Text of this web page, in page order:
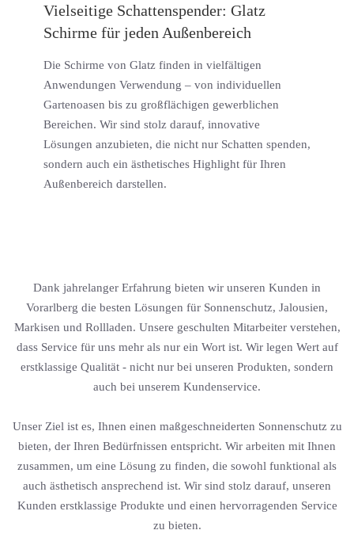
Vielseitige Schattenspender: Glatz
Schirme für jeden Außenbereich
Die Schirme von Glatz finden in vielfältigen
Anwendungen Verwendung – von individuellen
Gartenoasen bis zu großflächigen gewerblichen
Bereichen. Wir sind stolz darauf, innovative
Lösungen anzubieten, die nicht nur Schatten spenden,
sondern auch ein ästhetisches Highlight für Ihren
Außenbereich darstellen.
Dank jahrelanger Erfahrung bieten wir unseren Kunden in
Vorarlberg die besten Lösungen für Sonnenschutz, Jalousien,
Markisen und Rollladen. Unsere geschulten Mitarbeiter verstehen,
dass Service für uns mehr als nur ein Wort ist. Wir legen Wert auf
erstklassige Qualität - nicht nur bei unseren Produkten, sondern
auch bei unserem Kundenservice.
Unser Ziel ist es, Ihnen einen maßgeschneiderten Sonnenschutz zu
bieten, der Ihren Bedürfnissen entspricht. Wir arbeiten mit Ihnen
zusammen, um eine Lösung zu finden, die sowohl funktional als
auch ästhetisch ansprechend ist. Wir sind stolz darauf, unseren
Kunden erstklassige Produkte und einen hervorragenden Service
zu bieten.